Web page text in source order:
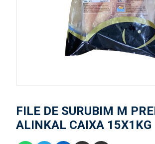
FILE DE SURUBIM M
ALINKAL CAIXA 15X1KG